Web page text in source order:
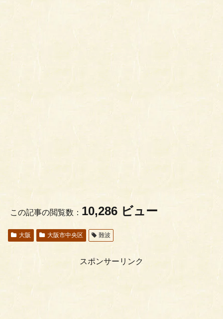
この記事の閲覧数： 10,286 ビュー
大阪 大阪市中央区 難波
スポンサーリンク